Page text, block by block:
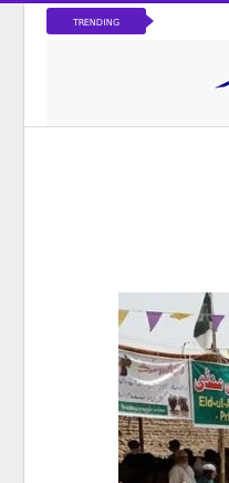
TRENDING